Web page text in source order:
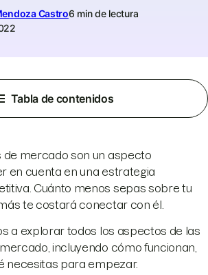
Castro6 min de lectura
Tabla de contenidos
de mercado son un aspecto
en cuenta en una estrategia
Cuánto menos sepas sobre tu
te costará conectar con él.
a explorar todos los aspectos de las
incluyendo cómo funcionan,
necesitas para empezar.